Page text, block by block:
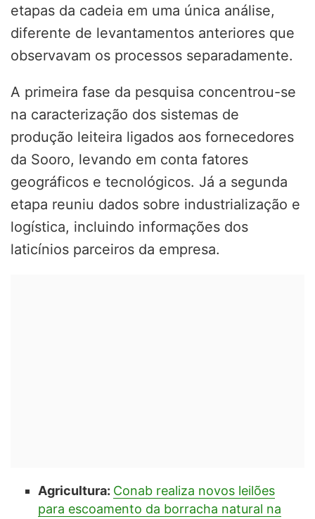
etapas da cadeia em uma única análise,
diferente de levantamentos anteriores que
observavam os processos separadamente.
A primeira fase da pesquisa concentrou-se
na caracterização dos sistemas de
produção leiteira ligados aos fornecedores
da Sooro, levando em conta fatores
geográficos e tecnológicos. Já a segunda
etapa reuniu dados sobre industrialização e
logística, incluindo informações dos
laticínios parceiros da empresa.
Agricultura: Conab realiza novos leilões
para escoamento da borracha natural na